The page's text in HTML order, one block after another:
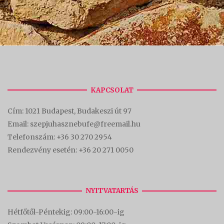
KAPCSOLAT
Cím: 1021 Budapest, Budakeszi út 97
Email: szepjuhasznebufe@freemail.hu
Telefonszám: +36 30 270 2954
Rendezvény esetén: +36 20 271 0050
NYITVATARTÁS
Hétfőtől-Péntekig: 09:00-16:00-ig